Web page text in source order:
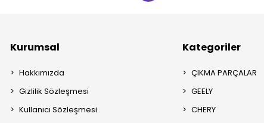
Kurumsal
Hakkımızda
Gizlilik Sözleşmesi
Kullanıcı Sözleşmesi
Kategoriler
ÇIKMA PARÇALAR
GEELY
CHERY